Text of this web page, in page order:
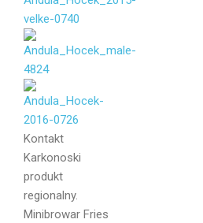
Kontakt
Karkonoski
produkt
regionalny.
Minibrowar Fries